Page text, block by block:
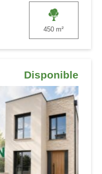
450 m²
Disponible